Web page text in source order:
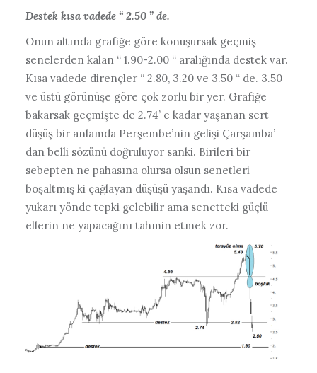
Destek kısa vadede “ 2.50 ” de.
Onun altında grafiğe göre konuşursak geçmiş
senelerden kalan “ 1.90-2.00 “ aralığında destek var.
Kısa vadede dirençler “ 2.80, 3.20 ve 3.50 “ de. 3.50
ve üstü görünüşe göre çok zorlu bir yer. Grafiğe
bakarsak geçmişte de 2.74’ e kadar yaşanan sert
düşüş bir anlamda Perşembe’nin gelişi Çarşamba’
dan belli sözünü doğruluyor sanki. Birileri bir
sebepten ne pahasına olursa olsun senetleri
boşaltmış ki çağlayan düşüşü yaşandı. Kısa vadede
yukarı yönde tepki gelebilir ama senetteki güçlü
ellerin ne yapacağını tahmin etmek zor.